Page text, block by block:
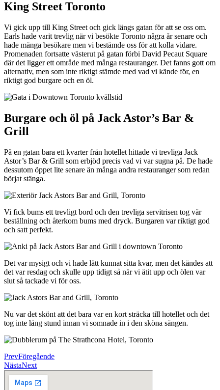
King Street Toronto
Vi gick upp till King Street och gick längs gatan för att se oss om.
Earls hade varit trevlig när vi besökte Toronto några år senare och
hade många besökare men vi bestämde oss för att kolla vidare.
Promenaden fortsatte västerut på gatan förbi David Pecaut Square
där det ligger ett område med många restauranger. Det fanns gott om
alternativ, men som inte riktigt stämde med vad vi kände för, en
riktigt god burgare och en öl.
Burgare och öl på Jack Astor’s Bar &
Grill
På en gatan bara ett kvarter från hotellet hittade vi trevliga Jack
Astor’s Bar & Grill som erbjöd precis vad vi var sugna på. De hade
dessutom öppet lite senare än många andra restauranger som redan
börjat stänga.
Vi fick bums ett trevligt bord och den trevliga servitrisen tog vår
beställning och återkom bums med dryck. Burgaren var riktigt god
och satt perfekt.
Det var mysigt och vi hade lätt kunnat sitta kvar, men det kändes att
det var resdag och skulle upp tidigt så när vi ätit upp och ölen var
slut så tackade vi för oss.
Nu var det skönt att det bara var en kort sträcka till hotellet och det
tog inte lång stund innan vi somnade in i den sköna sängen.
PrevFöregående
NästaNext